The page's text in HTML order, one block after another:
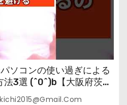
ソコンの使い過ぎによる
法3選 (^0^)b【大阪府茨木
体師が教えます。】